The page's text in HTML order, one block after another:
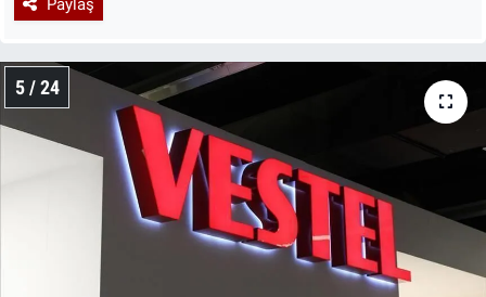
Paylaş
5 / 24